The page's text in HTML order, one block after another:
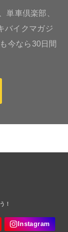
単車倶楽部、
バイクマガジ
今なら30日間